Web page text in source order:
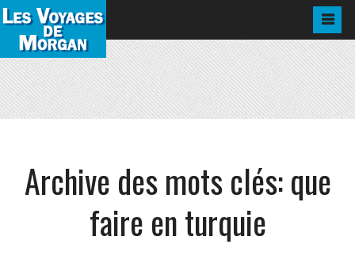
Archive des mots clés:que
faire en turquie